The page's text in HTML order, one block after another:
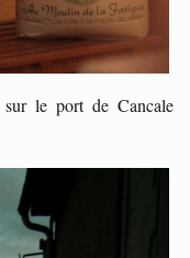
le port de Cancale